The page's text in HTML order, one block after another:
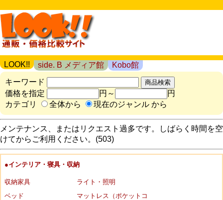
LOOK!! side. B メディア館
Kobo館
キーワード
価格を指定
円～
円
カテゴリ
全体から 現在のジャンル から
メンテナンス、またはリクエスト過多です。しばらく時間を空
けてからご利用ください。(503)
●インテリア・寝具・収納
収納家具
ライト・照明
ベッド
マットレス（ポケットコ